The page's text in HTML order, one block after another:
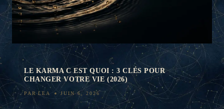
LE KARMA C EST QUOI : 3 CLÉS POUR
CHANGER VOTRE VIE (2026)
PAR LEA JUIN 6, 2026